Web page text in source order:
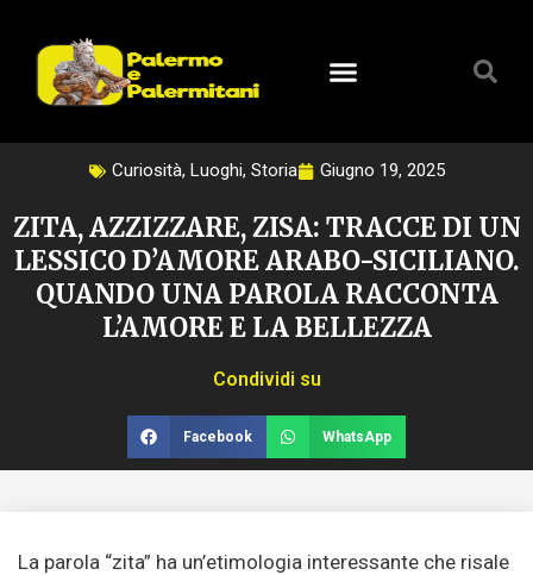
contenuto
Curiosità, Luoghi, Storia Giugno 19, 2025
ZITA, AZZIZZARE, ZISA: TRACCE DI UN
LESSICO D’AMORE ARABO-SICILIANO.
QUANDO UNA PAROLA RACCONTA
L’AMORE E LA BELLEZZA
Condividi su
Facebook WhatsApp
La parola “zita” ha un’etimologia interessante che risale